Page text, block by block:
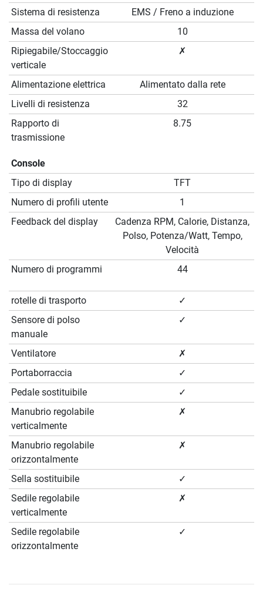
Sistema di resistenza
EMS / Freno a induzione
Massa del volano
10
Ripiegabile/Stoccaggio
verticale
✗
Alimentazione elettrica
Alimentato dalla rete
Livelli di resistenza
32
Rapporto di
trasmissione
8.75
Console
Tipo di display
TFT
Numero di profili utente
1
Feedback del display
Cadenza RPM, Calorie, Distanza,
Polso, Potenza/Watt, Tempo,
Velocità
Numero di programmi
44
rotelle di trasporto
✓
Sensore di polso
manuale
✓
Ventilatore
✗
Portaborraccia
✓
Pedale sostituibile
✓
Manubrio regolabile
verticalmente
✗
Manubrio regolabile
orizzontalmente
✗
Sella sostituibile
✓
Sedile regolabile
verticalmente
✗
Sedile regolabile
orizzontalmente
✓